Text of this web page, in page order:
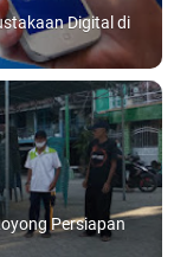
Digital di
Persiapan